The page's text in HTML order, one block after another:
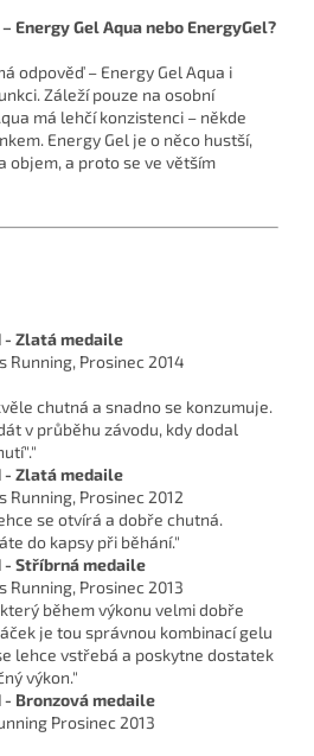
Energy Gel Aqua nebo EnergyGel?
odpověď – Energy Gel Aqua i
Záleží pouze na osobní
má lehčí konzistenci – někde
Energy Gel je o něco hustší,
objem, a proto se ve větším
- Zlatá medaile
Running, Prosinec 2014
chutná a snadno se konzumuje.
v průběhu závodu, kdy dodal
- Zlatá medaile
Running, Prosinec 2012
se otvírá a dobře chutná.
do kapsy při běhání."
- Stříbrná medaile
Running, Prosinec 2013
během výkonu velmi dobře
je tou správnou kombinací gelu
lehce vstřebá a poskytne dostatek
výkon."
Bronzová medaile
Prosinec 2013